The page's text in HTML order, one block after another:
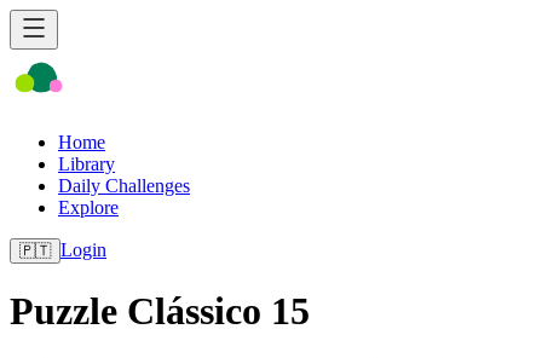
Home
Library
Daily Challenges
Explore
🇵🇹 Login
Puzzle Clássico 15